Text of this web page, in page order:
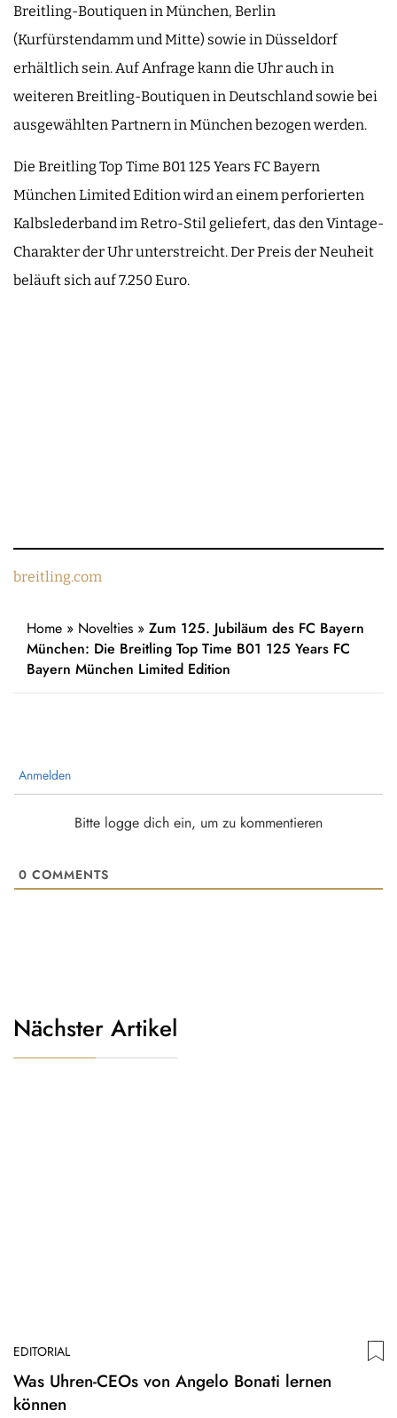
Breitling-Boutiquen in München, Berlin
(Kurfürstendamm und Mitte) sowie in Düsseldorf
erhältlich sein. Auf Anfrage kann die Uhr auch in
weiteren Breitling-Boutiquen in Deutschland sowie bei
ausgewählten Partnern in München bezogen werden.
Die Breitling Top Time B01 125 Years FC Bayern
München Limited Edition wird an einem perforierten
Kalbslederband im Retro-Stil geliefert, das den Vintage-
Charakter der Uhr unterstreicht. Der Preis der Neuheit
beläuft sich auf 7.250 Euro.
breitling.com
Home » Novelties » Zum 125. Jubiläum des FC Bayern
München: Die Breitling Top Time B01 125 Years FC
Bayern München Limited Edition
Anmelden
Bitte logge dich ein, um zu kommentieren
0 COMMENTS
Nächster Artikel
EDITORIAL
Was Uhren-CEOs von Angelo Bonati lernen
können